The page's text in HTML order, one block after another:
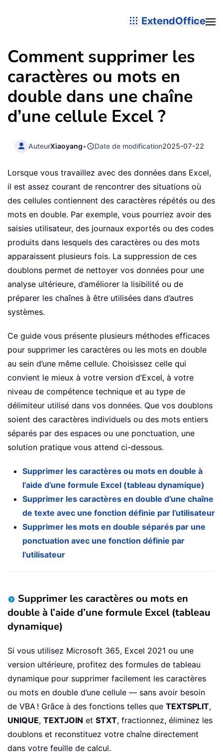
ExtendOffice
Comment supprimer les
caractères ou mots en
double dans une chaîne
d’une cellule Excel ?
AuteurXiaoyang• Date de modification2025-07-22
Lorsque vous travaillez avec des données dans Excel,
il est assez courant de rencontrer des situations où
des cellules contiennent des caractères répétés ou des
mots en double. Par exemple, vous pourriez avoir des
saisies utilisateur, des journaux exportés ou des codes
produits dans lesquels des caractères ou des mots
apparaissent plusieurs fois. La suppression de ces
doublons permet de nettoyer vos données pour une
analyse ultérieure, d’améliorer la lisibilité ou de
préparer les chaînes à être utilisées dans d’autres
systèmes.
Ce guide vous présente plusieurs méthodes efficaces
pour supprimer les caractères ou les mots en double
au sein d’une même cellule. Choisissez celle qui
convient le mieux à votre version d’Excel, à votre
niveau de compétence technique et au type de
délimiteur utilisé dans vos données. Que vos doublons
soient des caractères individuels ou des mots entiers
séparés par des espaces ou une ponctuation, une
solution pratique vous attend ci-dessous.
Supprimer les caractères ou mots en double à
l’aide d’une formule Excel (tableau dynamique)
Supprimer les caractères en double d’une chaîne
de texte avec une fonction définie par l’utilisateur
Supprimer les mots en double séparés par une
ponctuation avec une fonction définie par
l’utilisateur
Supprimer les caractères ou mots en
double à l’aide d’une formule Excel (tableau
dynamique)
Si vous utilisez Microsoft 365, Excel 2021 ou une
version ultérieure, profitez des formules de tableau
dynamique pour supprimer facilement les caractères
ou mots en double d’une cellule — sans avoir besoin
de VBA ! Grâce à des fonctions telles que TEXTSPLIT,
UNIQUE, TEXTJOIN et STXT, fractionnez, éliminez les
doublons et reconstituez votre chaîne directement
dans votre feuille de calcul.